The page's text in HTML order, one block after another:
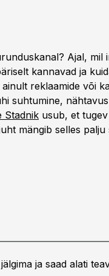
Ajal, mil
kannavad ja
reklaamide või
suhtumine,
Stadnik usub, et
mängib selles
ja saad alati